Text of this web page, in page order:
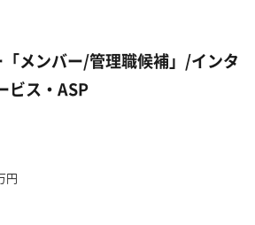
メンバー/管理職候補」/インタ
ビス・ASP
円